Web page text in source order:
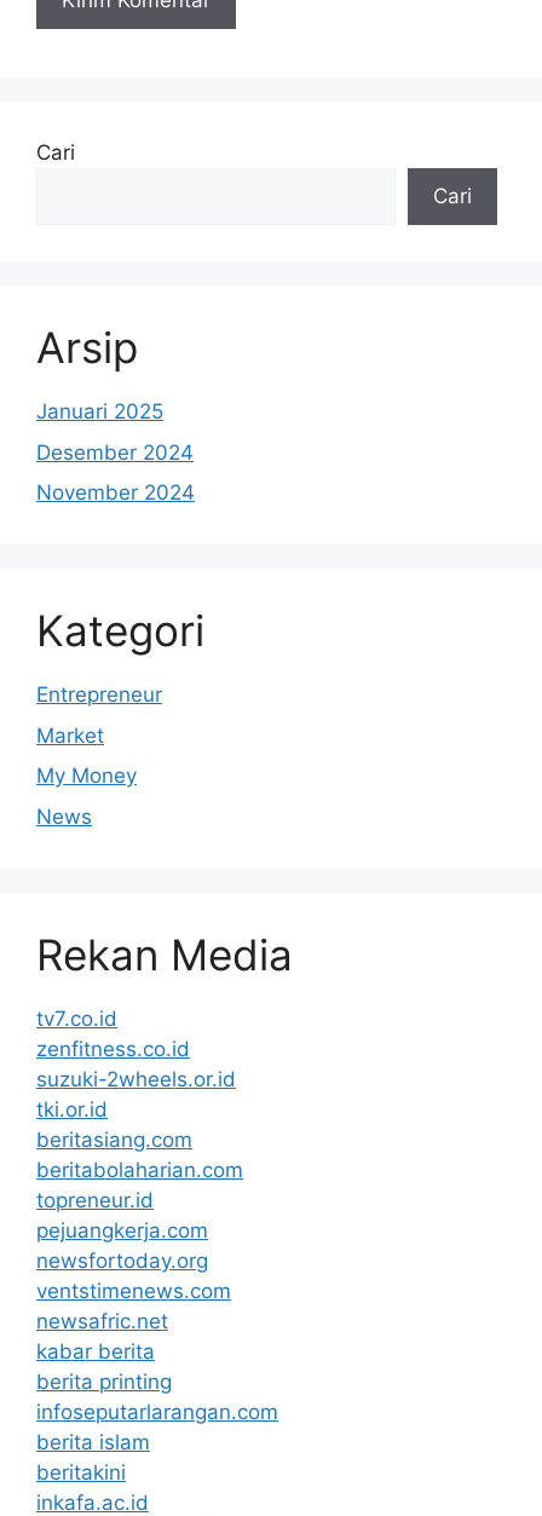
Cari
Cari
Arsip
Januari 2025
Desember 2024
November 2024
Kategori
Entrepreneur
Market
My Money
News
Rekan Media
tv7.co.id
zenfitness.co.id
suzuki-2wheels.or.id
tki.or.id
beritasiang.com
beritabolaharian.com
topreneur.id
pejuangkerja.com
newsfortoday.org
ventstimenews.com
newsafric.net
kabar berita
berita printing
infoseputarlarangan.com
berita islam
beritakini
inkafa.ac.id